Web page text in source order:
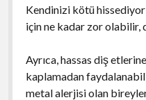
Kendinizi kötü
için ne kadar zor olabilir,
Ayrıca, hassas diş
kaplamadan
metal alerjisi olan